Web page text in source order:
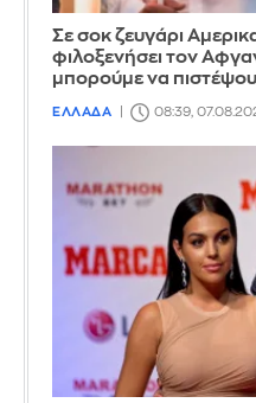
Σε σοκ ζευγάρι
φιλοξενήσει τον
μπορούμε να
ΕΛΛΑΔΑ 08:39,